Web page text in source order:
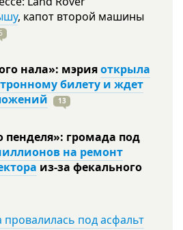
, капот второй машины
нала»: мэрияоткрыла
билету и ждет
13
пенделя»: громада под
на ремонт
из-за фекального
провалилась под асфальт